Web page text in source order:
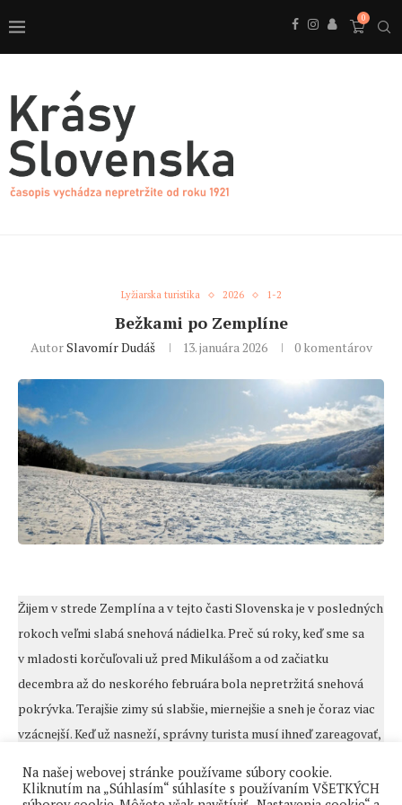
0
Lyžiarska turistika 2026 1-2
Bežkami po Zemplíne
AutorSlavomír Dudáš 13. januára 2026 0 komentárov
Žijem v strede Zemplína a v tejto časti Slovenska je v posledných
rokoch veľmi slabá snehová nádielka. Preč sú roky, keď sme sa
v mladosti korčuľovali už pred Mikulášom a od začiatku
decembra až do neskorého februára bola nepretržitá snehová
pokrývka. Terajšie zimy sú slabšie, miernejšie a sneh je čoraz viac
vzácnejší. Keď už nasneží, správny turista musí ihneď zareagovať,
Na našej webovej stránke používame súbory cookie.
Kliknutím na „Súhlasím“ súhlasíte s používaním VŠETKÝCH